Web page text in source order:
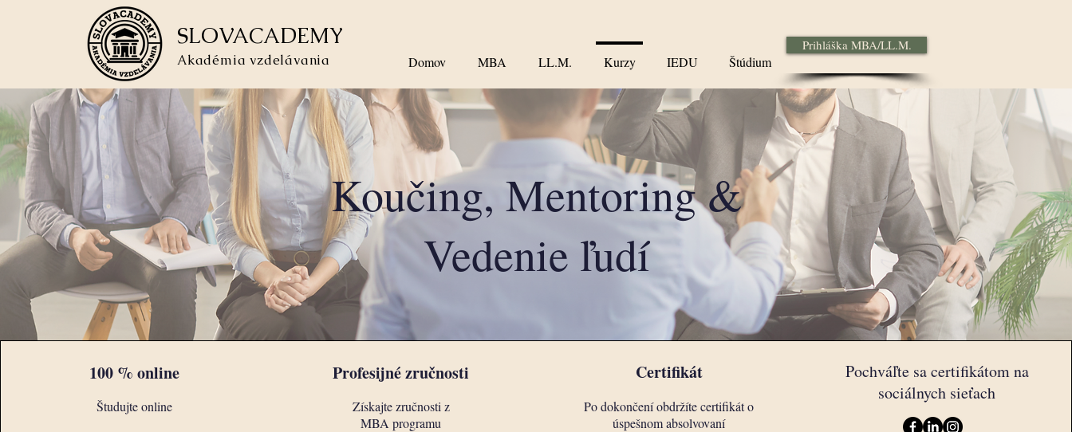
SLOVACADEMY
Akadémia vzdelávania Domov MBA LL.M. Kurzy IEDU Štúdium
Prihláška MBA/LL.M.
Koučing, Mentoring &
Vedenie ľudí
100 % online
Študujte online
Profesijné zručnosti
Získajte zručnosti z
MBA programu
Certifikát
Po dokončení obdržíte certifikát o
úspešnom absolvovaní
Pochváľte sa certifikátom na
sociálnych sieťach